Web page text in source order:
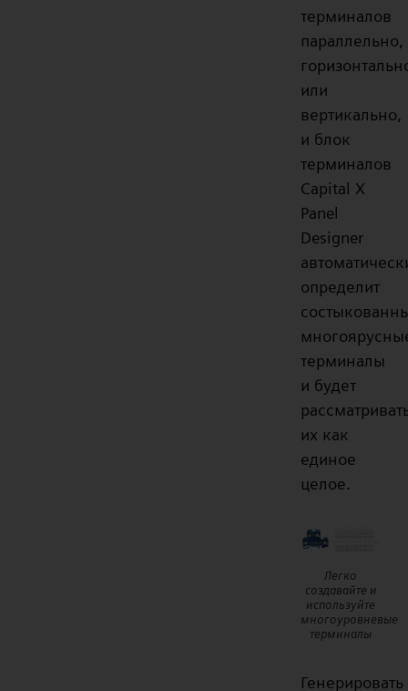
терминалов
параллельно,
или
вертикально,
и блок
терминалов
Capital X
Panel
Designer
определит
терминалы
и будет
их как
единое
целое.
Легко
создавайте и
используйте
многоуровневые
терминалы
Генерировать